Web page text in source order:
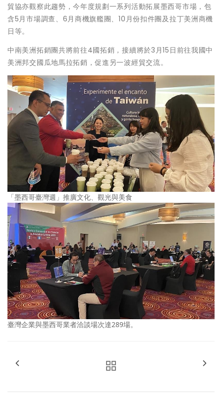
貿協亦觀察此趨勢，今年度規劃一系列活動拓展墨西哥市場，包
含5月市場調查、6月商機旗艦團、10月份扣件團及拉丁美洲商機
日等。
中南美洲拓銷團共將前往4國拓銷，接續將於3月15日前往我國中
美洲邦交國瓜地馬拉拓銷，促進另一波經貿交流。
「墨西哥臺灣週」推廣文化、觀光與美食
臺灣企業與墨西哥業者洽談場次達289場。